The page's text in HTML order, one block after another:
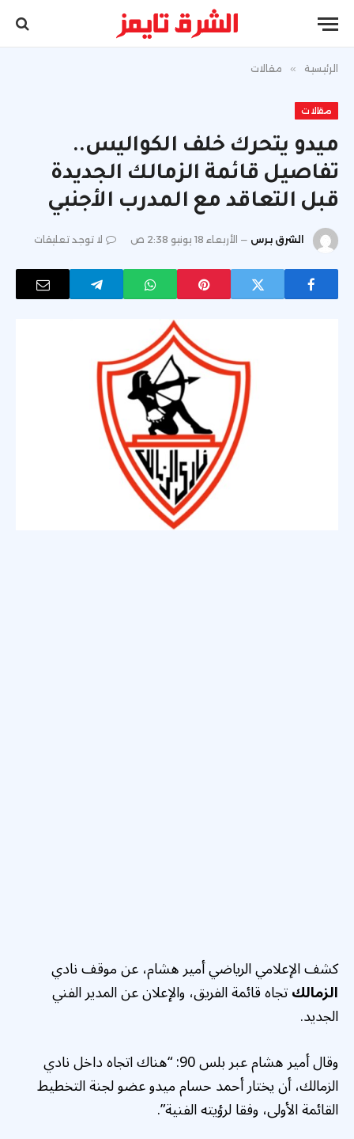
الرئيسية » مقالات
مقالات
ميدو يتحرك خلف الكواليس..
تفاصيل قائمة الزمالك الجديدة
قبل التعاقد مع المدرب الأجنبي
الشرق برس الأربعاء 18 يونيو 2:38 ص لا توجد تعليقات
كشف الإعلامي الرياضي أمير هشام، عن موقف نادي
الزمالكتجاه قائمة الفريق، والإعلان عن المدير الفني
الجديد.
وقال أمير هشام عبر بلس 90: “هناك اتجاه داخل نادي
الزمالك، أن يختار أحمد حسام ميدو عضو لجنة التخطيط
القائمة الأولى، وفقا لرؤيته الفنية”.